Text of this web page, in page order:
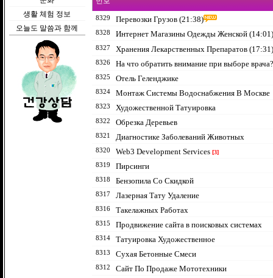
생활 체험 정보
오늘도 말씀과 함께
8329 Перевозки Грузов (21:38)
8328 Интернет Магазины Одежды Женской (14:01)
8327 Хранения Лекарственных Препаратов (17:31)
8326 На что обратить внимание при выборе
8325 Отель Геленджике
8324 Монтаж Системы Водоснабжения В Москве
8323 Художественной Татуировка
8322 Обрезка Деревьев
8321 Диагностике Заболеваний Животных
8320 Web3 Development Services [3]
8319
Пирсинги
8318 Бензопила Со Скидкой
8317 Лазерная Тату Удаление
8316 Такелажных Работах
8315 Продвижение сайта в поисковых системах
8314 Татуировка Художественное
8313 Сухая Бетонные Смеси
8312 Сайт По Продаже Мототехники